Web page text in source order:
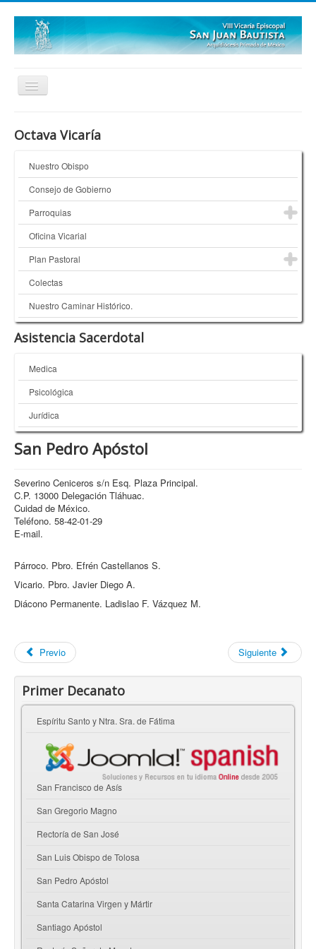
Quienes Somos
¿Dónde Estamos?
Galerías
Octava Vicaría
Nuestro Obispo
Consejo de Gobierno
Parroquias
Oficina Vicarial
Plan Pastoral
Colectas
Nuestro Caminar Histórico.
Asistencia Sacerdotal
Medica
Psicológica
Jurídica
San Pedro Apóstol
Severino Ceniceros s/n Esq. Plaza Principal.
C.P. 13000 Delegación Tláhuac.
Cuidad de México.
Teléfono. 58-42-01-29
E-mail.
Párroco. Pbro. Efrén Castellanos S.
Vicario. Pbro. Javier Diego A.
Diácono Permanente. Ladislao F. Vázquez M.
Previo Siguiente
Primer Decanato
Espíritu Santo y Ntra. Sra. de Fátima
San Francisco de Asís
San Gregorio Magno
Rectoría de San José
San Luis Obispo de Tolosa
San Pedro Apóstol
Santa Catarina Virgen y Mártir
Santiago Apóstol